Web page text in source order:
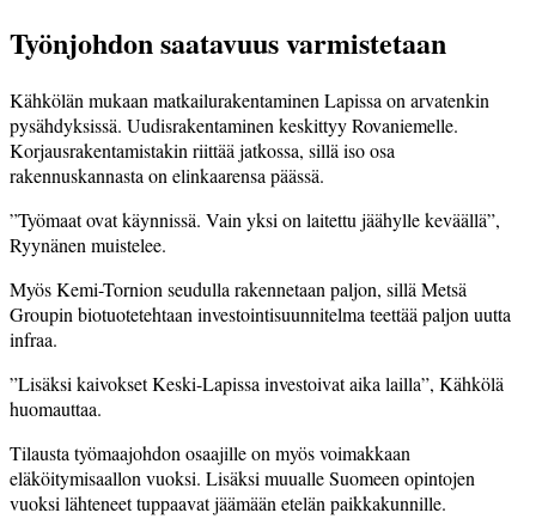
Työnjohdon saatavuus varmistetaan
Kähkölän mukaan matkailurakentaminen Lapissa on arvatenkin
pysähdyksissä. Uudisrakentaminen keskittyy Rovaniemelle.
Korjausrakentamistakin riittää jatkossa, sillä iso osa
rakennuskannasta on elinkaarensa päässä.
”Työmaat ovat käynnissä. Vain yksi on laitettu jäähylle keväällä”,
Ryynänen muistelee.
Myös Kemi-Tornion seudulla rakennetaan paljon, sillä Metsä
Groupin biotuotetehtaan investointisuunnitelma teettää paljon uutta
infraa.
”Lisäksi kaivokset Keski-Lapissa investoivat aika lailla”, Kähkölä
huomauttaa.
Tilausta työmaajohdon osaajille on myös voimakkaan
eläköitymisaallon vuoksi. Lisäksi muualle Suomeen opintojen
vuoksi lähteneet tuppaavat jäämään etelän paikkakunnille.